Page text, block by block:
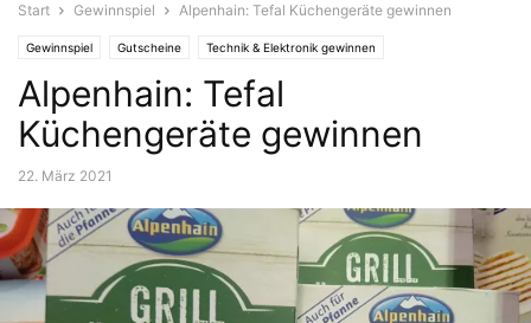
Start Gewinnspiel Alpenhain: Tefal Küchengeräte gewinnen
Gewinnspiel Gutscheine Technik & Elektronik gewinnen
Alpenhain: Tefal
Küchengeräte gewinnen
22. März 2021